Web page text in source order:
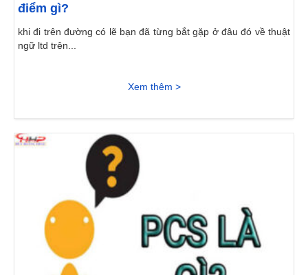
điểm gì?
khi đi trên đường có lẽ bạn đã từng bắt gặp ở đâu đó về thuật
ngữ ltd trên...
Xem thêm >